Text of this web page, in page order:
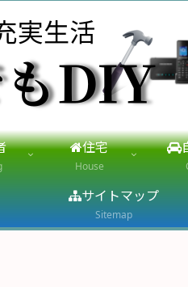
住宅
House
サイトマップ
Sitemap